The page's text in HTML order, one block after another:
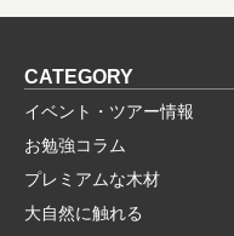
CATEGORY
イベント・ツアー情報
お勉強コラム
プレミアムな木材
大自然に触れる